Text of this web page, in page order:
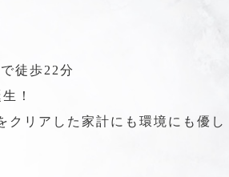
徒歩22分
！
リアした家計にも環境にも優し